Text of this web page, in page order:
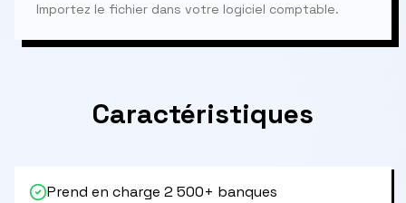
Importez le fichier dans votre logiciel comptable.
Caractéristiques
Prend en charge 2 500+ banques